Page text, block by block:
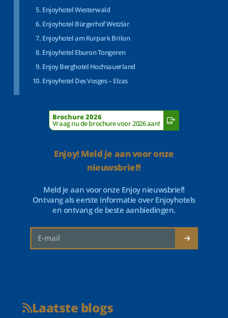
Enjoyhotel Westerwald
Enjoyhotel Bürgerhof Wetzlar
Enjoyhotel am Kurpark Brilon
Enjoyhotel Eburon Tongeren
Enjoy Berghotel Hochsauerland
Enjoyhotel Des Vosges – Elzas
Brochure 2026
Vraag nu de brochure voor 2026 aan!
Enjoy! Meld je aan voor onze
nieuwsbrief!
Meld je aan voor onze Enjoy nieuwsbrief!
Ontvang als eerste informatie over Enjoyhotels
en ontvang de beste aanbiedingen.
Laatste blogs